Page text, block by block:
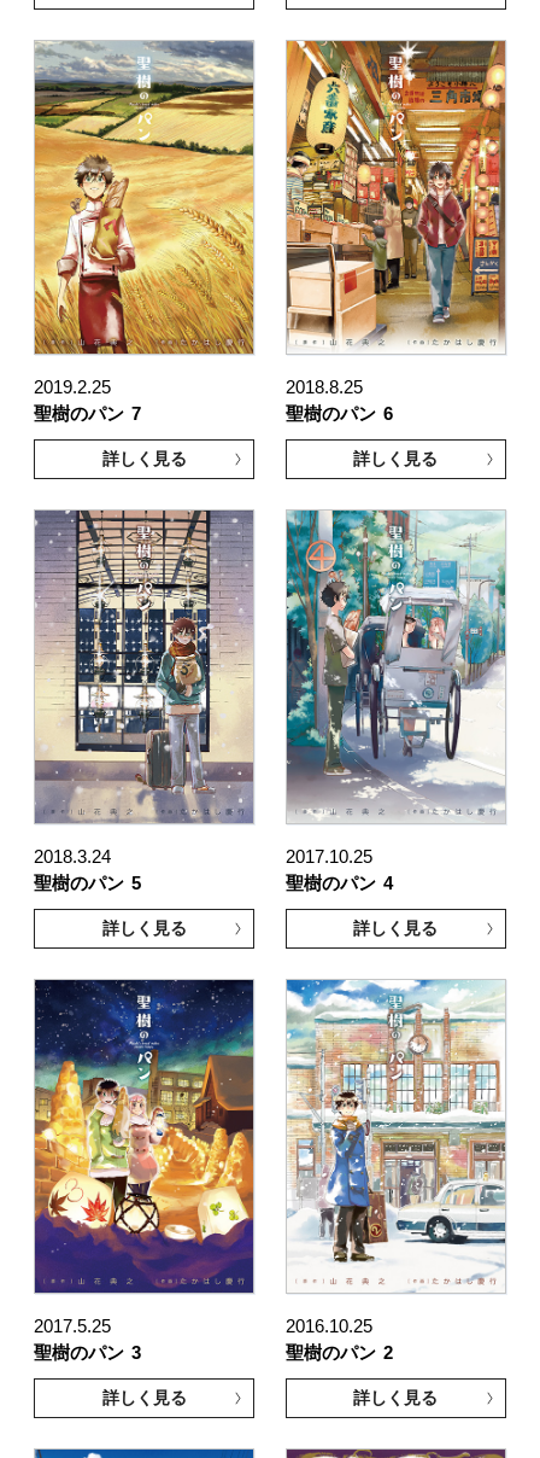
2019.2.25
聖樹のパン 7
詳しく見る
2018.8.25
聖樹のパン 6
詳しく見る
2018.3.24
聖樹のパン 5
詳しく見る
2017.10.25
聖樹のパン 4
詳しく見る
2017.5.25
聖樹のパン 3
詳しく見る
2016.10.25
聖樹のパン 2
詳しく見る